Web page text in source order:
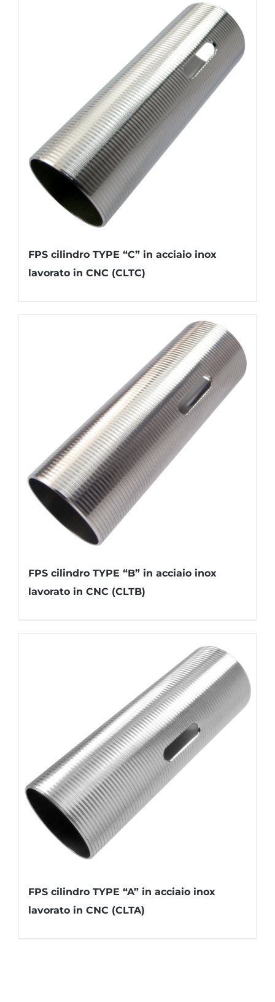
FPS cilindro TYPE “C” in acciaio inox
lavorato in CNC (CLTC)
FPS cilindro TYPE “B” in acciaio inox
lavorato in CNC (CLTB)
FPS cilindro TYPE “A” in acciaio inox
lavorato in CNC (CLTA)